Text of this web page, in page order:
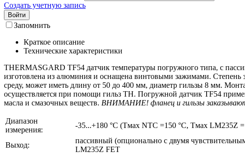
Создать учетную запись
Войти
Запомнить
Краткое описание
Технические характеристики
THERMASGARD TF54 датчик температуры погружного типа, с
изготовлена из алюминия и оснащена винтовыми зажимами. Степень
среду, может иметь длину от 50 до 400 мм, диаметр гильзы 8 мм.
осуществляется при помощи гильз TH. Погружной датчик TF54
масла и смазочных веществ. ВНИМАНИЕ! фланец и гильзы
Диапазон
измерения:
-35...+180 °C (Tмax NTC =150 °C, Tмax LМ235Z
Выход:
пассивный (опционально с двумя
LM235Z FET